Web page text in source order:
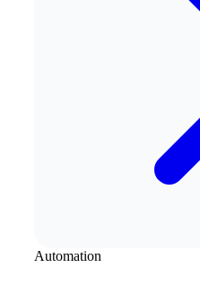
Automation